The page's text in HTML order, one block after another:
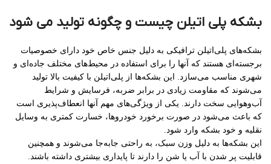
بشکه پلی اتیلن چیست و چگونه تولید می شود
بشکه‌های پلی‌اتیلن ترافیکی به دلیل جنس خاص خود دارای خصوصیات
برجسته‌ای هستند که آنها را برای استفاده در محیط‌های مختلف جاده‌ای و
شهری مناسب می‌سازد. این بشکه‌ها از پلی‌اتیلن با کیفیت بالا تولید
می‌شوند که مقاومت زیادی در برابر ضربه، فرسایش و شرایط
آب‌وهوایی سخت دارند. یکی از ویژگی‌های مهم آنها انعطاف‌پذیری است
که باعث می‌شود در صورت برخورد خودروها، خسارت کمتری به وسایل
نقلیه و خود بشکه وارد شود.
این بشکه‌ها به دلیل وزن سبک، به راحتی جابه‌جا می‌شوند و همچنین
قابلیت پر شدن با آب یا شن را دارند تا پایداری بیشتری داشته باشند.